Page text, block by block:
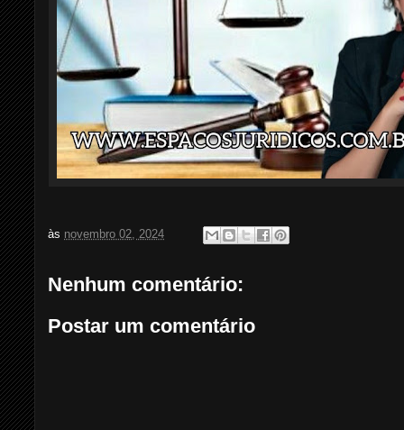
às novembro 02, 2024
Nenhum comentário:
Postar um comentário